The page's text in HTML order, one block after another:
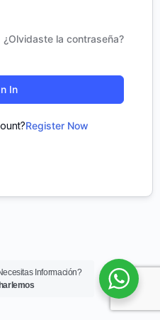
¿Olvidaste la contraseña?
In
Register Now
Información?